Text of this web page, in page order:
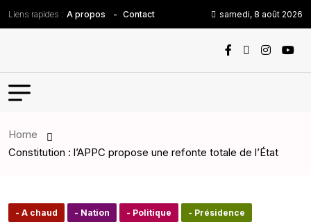
Liens rapides : A propos Contact samedi, 8 août 2026
Home
Constitution : l’APPC propose une refonte totale de l’État
- A chaud - Nation - Politique - Présidence